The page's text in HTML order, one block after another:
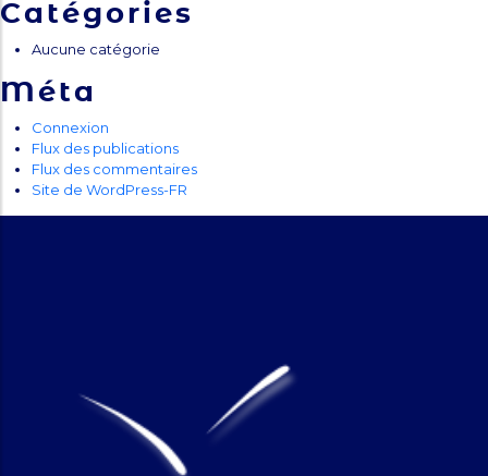
Catégories
Aucune catégorie
Méta
Connexion
Flux des publications
Flux des commentaires
Site de WordPress-FR